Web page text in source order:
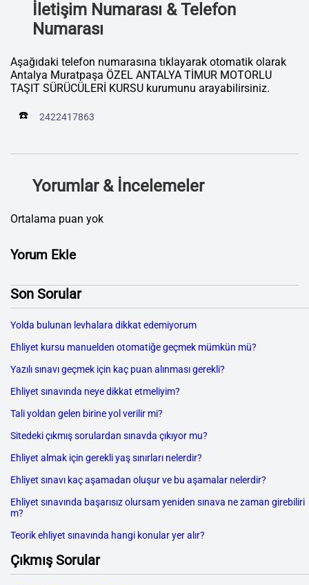
İletişim Numarası & Telefon
Numarası
Aşağıdaki telefon numarasına tıklayarak otomatik olarak
Antalya Muratpaşa ÖZEL ANTALYA TİMUR MOTORLU
TAŞIT SÜRÜCÜLERİ KURSU kurumunu arayabilirsiniz.
☎️ 2422417863
Yorumlar & İncelemeler
Ortalama puan yok
Yorum Ekle
Son Sorular
Yolda bulunan levhalara dikkat edemiyorum
Ehliyet kursu manuelden otomatiğe geçmek mümkün mü?
Yazılı sınavı geçmek için kaç puan alınması gerekli?
Ehliyet sınavında neye dikkat etmeliyim?
Tali yoldan gelen birine yol verilir mi?
Sitedeki çıkmış sorulardan sınavda çıkıyor mu?
Ehliyet almak için gerekli yaş sınırları nelerdir?
Ehliyet sınavı kaç aşamadan oluşur ve bu aşamalar nelerdir?
Ehliyet sınavında başarısız olursam yeniden sınava ne zaman girebiliri
m?
Teorik ehliyet sınavında hangi konular yer alır?
Çıkmış Sorular